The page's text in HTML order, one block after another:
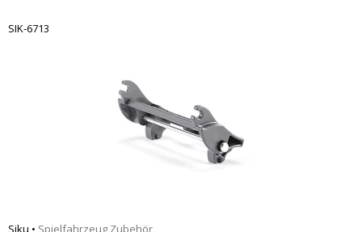
SIK-6713
Siku • Spielfahrzeug Zubehör